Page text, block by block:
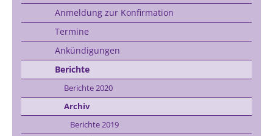
Anmeldung zur Konfirmation
Termine
Ankündigungen
Berichte
Berichte 2020
Archiv
Berichte 2019